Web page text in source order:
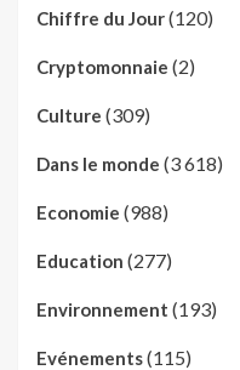
Chiffre du Jour(120)
Cryptomonnaie (2)
Culture (309)
Dans le monde (3 618)
Economie (988)
Education (277)
Environnement (193)
Evénements(115)